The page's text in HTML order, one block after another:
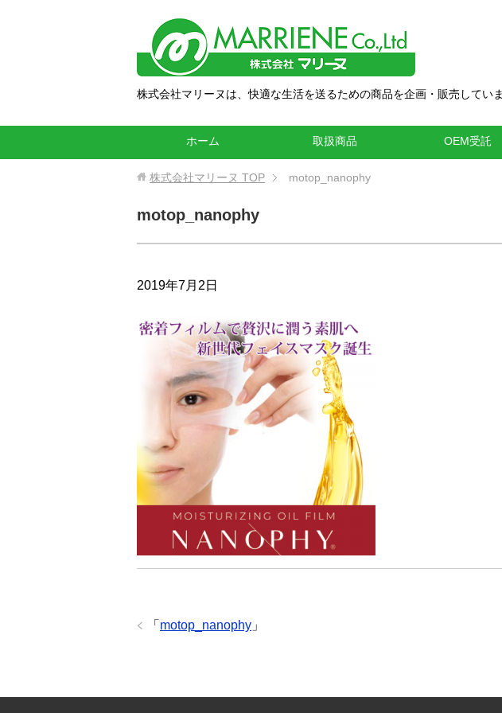
株式会社マリーヌは、快適な生活を送るための商品を企画・販売していま
ホーム 取扱商品 OEM受託
株式会社マリーヌ TOP motop_nanophy
motop_nanophy
2019年7月2日
「 motop_nanophy 」